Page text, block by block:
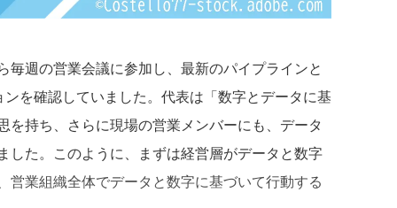
週の営業会議に参加し、最新のパイプラインと
を確認していました。代表は「数字とデータに基
を持ち、さらに現場の営業メンバーにも、データ
した。このように、まずは経営層がデータと数字
営業組織全体でデータと数字に基づいて行動する